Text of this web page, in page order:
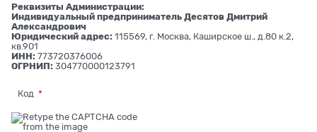
Реквизиты Администрации:
Индивидуальный предприниматель Десятов Дмитрий
Александрович
Юридический адрес: 115569, г. Москва, Каширское ш., д.80 к.2,
кв.901
ИНН: 773720376006
ОГРНИП: 304770000123791
Код